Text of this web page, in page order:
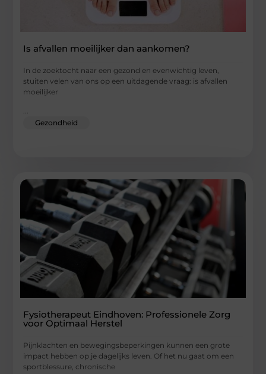
Is afvallen moeilijker dan aankomen?
In de zoektocht naar een gezond en evenwichtig leven,
stuiten velen van ons op een uitdagende vraag: is afvallen
moeilijker
...
Gezondheid
Fysiotherapeut Eindhoven: Professionele Zorg
voor Optimaal Herstel
Pijnklachten en bewegingsbeperkingen kunnen een grote
impact hebben op je dagelijks leven. Of het nu gaat om een
sportblessure, chronische